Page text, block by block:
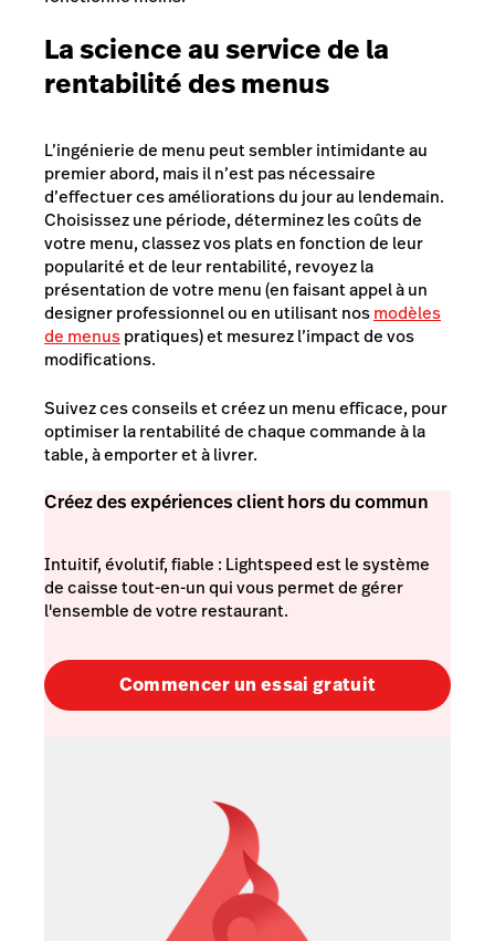
La science au service de la
rentabilité des menus
L’ingénierie de menu peut sembler intimidante au
premier abord, mais il n’est pas nécessaire
d’effectuer ces améliorations du jour au lendemain.
Choisissez une période, déterminez les coûts de
votre menu, classez vos plats en fonction de leur
popularité et de leur rentabilité, revoyez la
présentation de votre menu (en faisant appel à un
designer professionnel ou en utilisant nosmodèles
de menuspratiques) et mesurez l’impact de vos
modifications.
Suivez ces conseils et créez un menu efficace, pour
optimiser la rentabilité de chaque commande à la
table, à emporter et à livrer.
Créez des expériences client hors du commun
Intuitif, évolutif, fiable : Lightspeed est le système
de caisse tout-en-un qui vous permet de gérer
l'ensemble de votre restaurant.
Commencer un essai gratuit